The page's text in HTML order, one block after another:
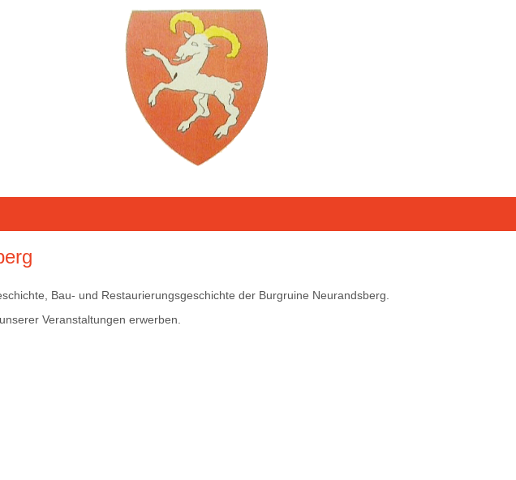
Bau- und Restaurierungsgeschichte der Burgruine Neurandsberg.
Veranstaltungen erwerben.